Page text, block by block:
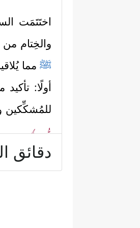
اختَتَمَت
والخِتام
ﷺ مما
أولًا:
للمُشكِّكين
مُّبِینࣲ﴾.
ثانيًا:
دقائق